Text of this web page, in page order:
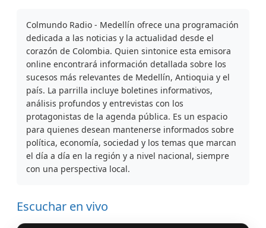
Colmundo Radio - Medellín ofrece una programación
dedicada a las noticias y la actualidad desde el
corazón de Colombia. Quien sintonice esta emisora
online encontrará información detallada sobre los
sucesos más relevantes de Medellín, Antioquia y el
país. La parrilla incluye boletines informativos,
análisis profundos y entrevistas con los
protagonistas de la agenda pública. Es un espacio
para quienes desean mantenerse informados sobre
política, economía, sociedad y los temas que marcan
el día a día en la región y a nivel nacional, siempre
con una perspectiva local.
Escuchar en vivo